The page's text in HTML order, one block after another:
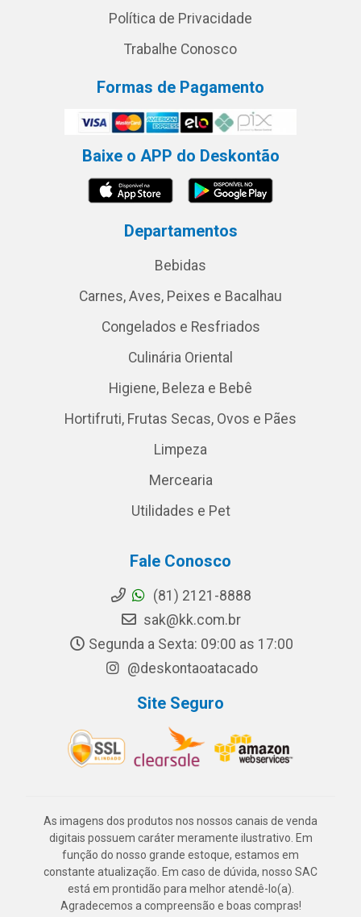
Política de Privacidade
Trabalhe Conosco
Formas de Pagamento
Baixe o APP do Deskontão
Departamentos
Bebidas
Carnes, Aves, Peixes e Bacalhau
Congelados e Resfriados
Culinária Oriental
Higiene, Beleza e Bebê
Hortifruti, Frutas Secas, Ovos e Pães
Limpeza
Mercearia
Utilidades e Pet
Fale Conosco
(81) 2121-8888
sak@kk.com.br
Segunda a Sexta: 09:00 as 17:00
@deskontaoatacado
Site Seguro
As imagens dos produtos nos nossos canais de venda
digitais possuem caráter meramente ilustrativo. Em
função do nosso grande estoque, estamos em
constante atualização. Em caso de dúvida, nosso SAC
está em prontidão para melhor atendê-lo(a).
Agradecemos a compreensão e boas compras!